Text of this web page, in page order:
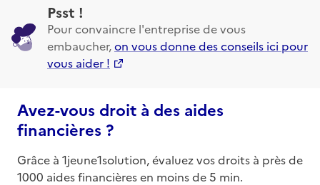
Psst !
Pour convaincre l'entreprise de vous
embaucher,on vous donne des conseils ici pour
vous aider !
Avez-vous droit à des aides
financières ?
Grâce à 1jeune1solution, évaluez vos droits à près de
1000 aides financières en moins de 5 min.